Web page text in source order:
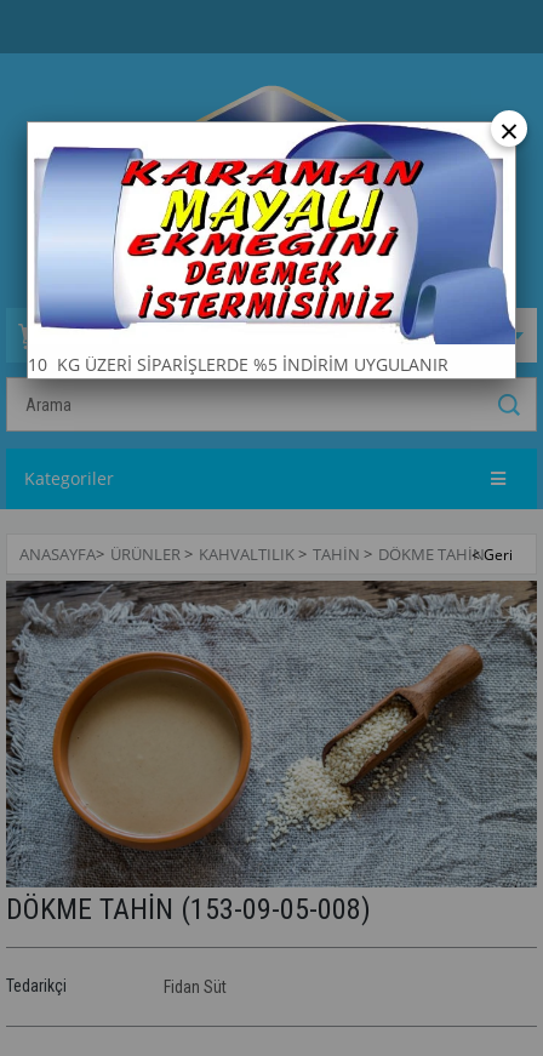
Kategoriler
ANASAYFA> ÜRÜNLER> KAHVALTILIK> TAHIN > DÖKME TAHİN
DÖKME TAHİN (153-09-05-008)
Tedarikçi Fidan Süt
×
10 KG ÜZERİ SİPARİŞLERDE %5 İNDİRİM UYGULANIR